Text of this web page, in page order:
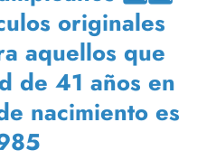
originales
aquellos que
de 41 años en
nacimiento es